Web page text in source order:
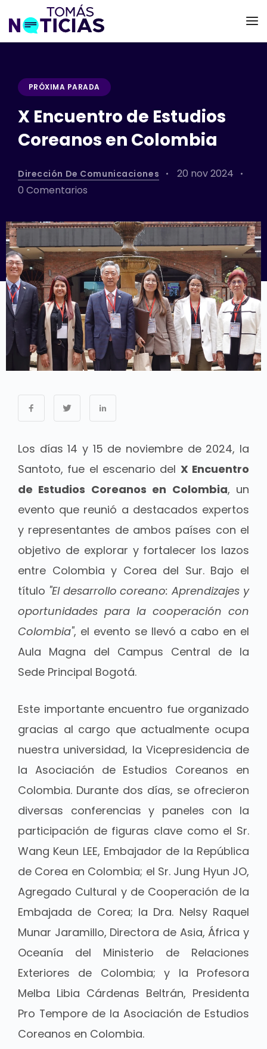
PRÓXIMA PARADA
X Encuentro de Estudios
Coreanos en Colombia
Dirección De Comunicaciones
20 nov 2024
0 Comentarios
Los días 14 y 15 de noviembre de 2024, la
Santoto, fue el escenario del X Encuentro
de Estudios Coreanos en Colombia, un
evento que reunió a destacados expertos
y representantes de ambos países con el
objetivo de explorar y fortalecer los lazos
entre Colombia y Corea del Sur. Bajo el
título "El desarrollo coreano: Aprendizajes y
oportunidades para la cooperación con
Colombia", el evento se llevó a cabo en el
Aula Magna del Campus Central de la
Sede Principal Bogotá.
Este importante encuentro fue organizado
gracias al cargo que actualmente ocupa
nuestra universidad, la Vicepresidencia de
la Asociación de Estudios Coreanos en
Colombia. Durante dos días, se ofrecieron
diversas conferencias y paneles con la
participación de figuras clave como el Sr.
Wang Keun LEE, Embajador de la República
de Corea en Colombia; el Sr. Jung Hyun JO,
Agregado Cultural y de Cooperación de la
Embajada de Corea; la Dra. Nelsy Raquel
Munar Jaramillo, Directora de Asia, África y
Oceanía del Ministerio de Relaciones
Exteriores de Colombia; y la Profesora
Melba Libia Cárdenas Beltrán, Presidenta
Pro Tempore de la Asociación de Estudios
Coreanos en Colombia.